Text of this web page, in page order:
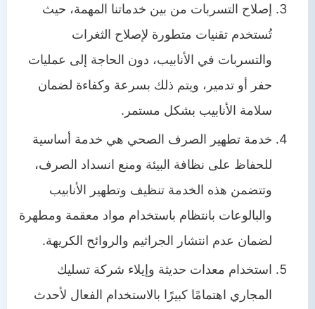
إصلاح التسربات من بين خدماتنا المهمة، حيث
تُستخدم تقنيات متطورة لإصلاح الثغرات
والتسربات في الأنابيب، دون الحاجة إلى عمليات
حفر أو تدمير، ويتم ذلك بسرعة وكفاءة لضمان
سلامة الأنابيب بشكل مستمر.
خدمة تطهير الصرف الصحي هي خدمة أساسية
للحفاظ على نظافة البيئة ومنع انسداد الصرف،
وتتضمن هذه الخدمة تنظيف وتطهير الأنابيب
والبالوعات بانتظام باستخدام مواد معقمة ومطهرة
لضمان عدم انتشار الجراثيم والروائح الكريهة.
استخدام معدات حديثة وإيلاء شركة تسليك
المجاري اهتمامًا كبيرًا بالاستخدام الفعال لأحدث